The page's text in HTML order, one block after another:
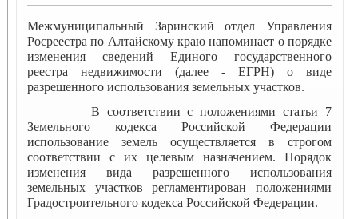
Межмуниципальный Заринский отдел Управления
Росреестра по Алтайскому краю напоминает о порядке
изменения сведений Единого государственного
реестра недвижимости (далее - ЕГРН) о виде
разрешенного использования земельных участков.
В соответствии с положениями статьи 7
Земельного кодекса Российской Федерации
использование земель осуществляется в строгом
соответствии с их целевым назначением. Порядок
изменения вида разрешенного использования
земельных участков регламентирован положениями
Градостроительного кодекса Российской Федерации.